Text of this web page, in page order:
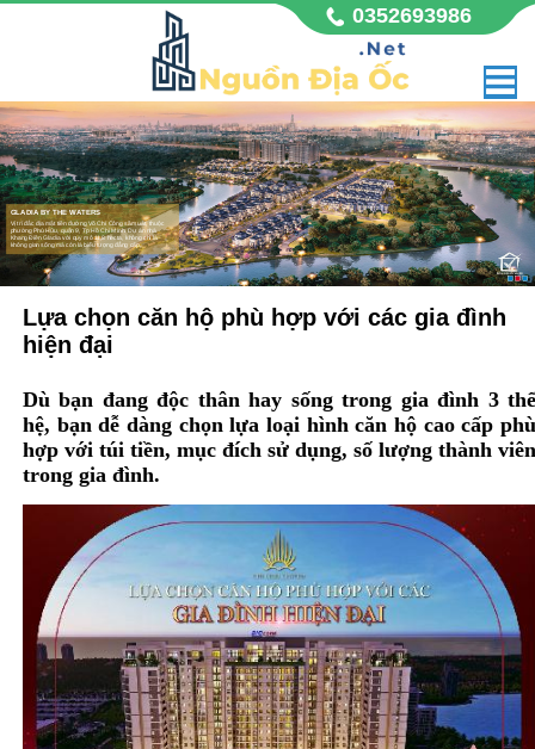
0352693986
GLADIA BY THE WATERS
Vị trí đắc địa mặt tiền đường Võ Chí Công sầm uất, thuộc
phường Phú Hữu, quận 9, Tp Hồ Chí Minh. Dự án nhà
Khang Điền Gladia với quy mô 11,8 hecta, không chỉ là
không gian sống mà còn là biểu tượng đẳng cấp,
Lựa chọn căn hộ phù hợp với các gia đình
hiện đại
Dù bạn đang độc thân hay sống trong gia đình 3
hệ, bạn dễ dàng chọn lựa loại hình căn hộ cao cấp
hợp với túi tiền, mục đích sử dụng, số lượng thành
trong gia đình.